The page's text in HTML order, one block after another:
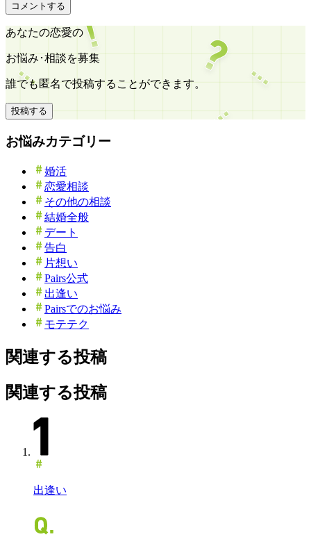
コメントする
あなたの恋愛の
お悩み･相談を募集
誰でも匿名で投稿することができます。
投稿する
お悩みカテゴリー
婚活
恋愛相談
その他の相談
結婚全般
デート
告白
片想い
Pairs公式
出逢い
Pairsでのお悩み
モテテク
関連する投稿
関連する投稿
出逢い